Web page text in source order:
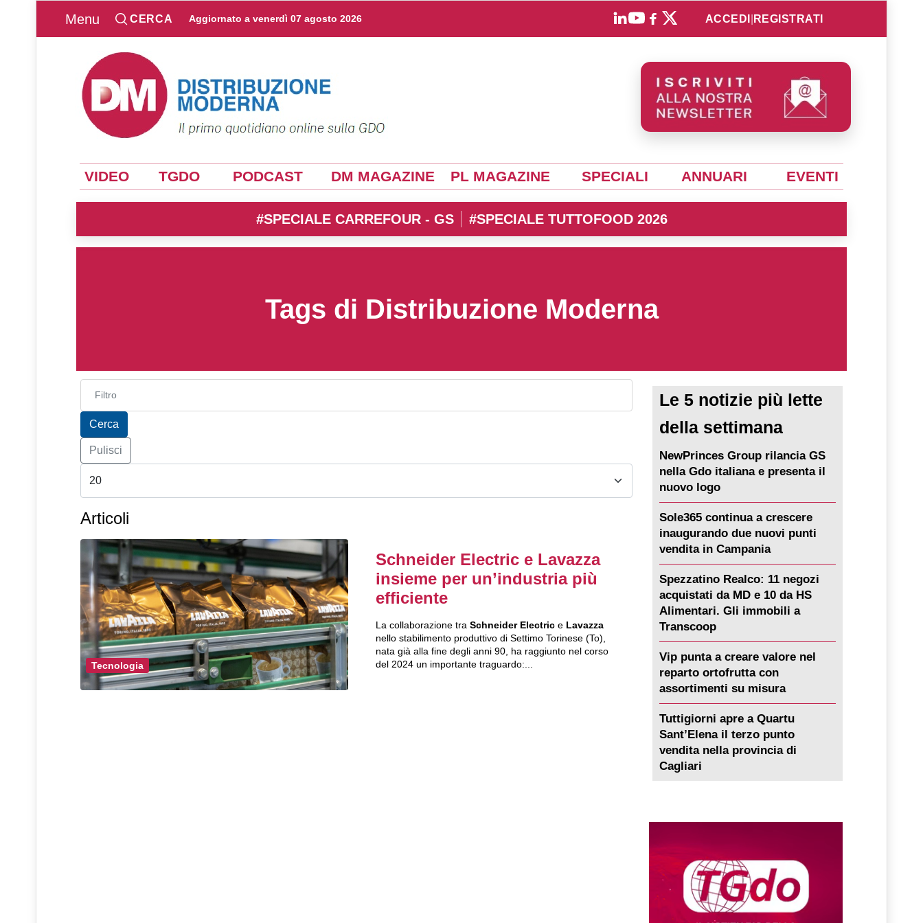
Menu CERCA Aggiornato a venerdì 07 agosto 2026 ACCEDI REGISTRATI
VIDEO TGDO PODCAST DM MAGAZINE PL MAGAZINE SPECIALI ANNUARI EVENTI
#SPECIALE CARREFOUR - GS #SPECIALE TUTTOFOOD 2026
Tags di Distribuzione Moderna
Inserisci parte del titolo
Cerca
Pulisci
Articoli
Tecnologia
Schneider Electric e Lavazza
insieme per un’industria più
efficiente
La collaborazione tra Schneider Electrice Lavazza
nello stabilimento produttivo di Settimo Torinese (To),
nata già alla fine degli anni 90, ha raggiunto nel corso
del 2024 un importante traguardo:...
Le 5 notizie più lette
della settimana
NewPrinces Group rilancia GS
nella Gdo italiana e presenta il
nuovo logo
Sole365 continua a crescere
inaugurando due nuovi punti
vendita in Campania
Spezzatino Realco: 11 negozi
acquistati da MD e 10 da HS
Alimentari. Gli immobili a
Transcoop
Vip punta a creare valore nel
reparto ortofrutta con
assortimenti su misura
Tuttigiorni apre a Quartu
Sant’Elena il terzo punto
vendita nella provincia di
Cagliari